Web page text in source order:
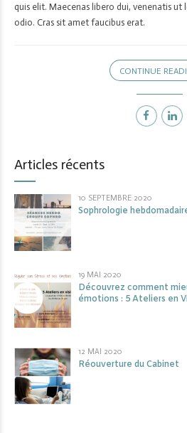
quis elit. Maecenas libero dui, venenatis ut
odio. Cras sit amet faucibus erat.
CONTINUE
Articles récents
10 SEPTEMBRE 2020
Sophrologie
19 MAI 2020
Découvrez comment
émotions : 5 Ateliers en
12 MAI 2020
Réouverture du Cabinet